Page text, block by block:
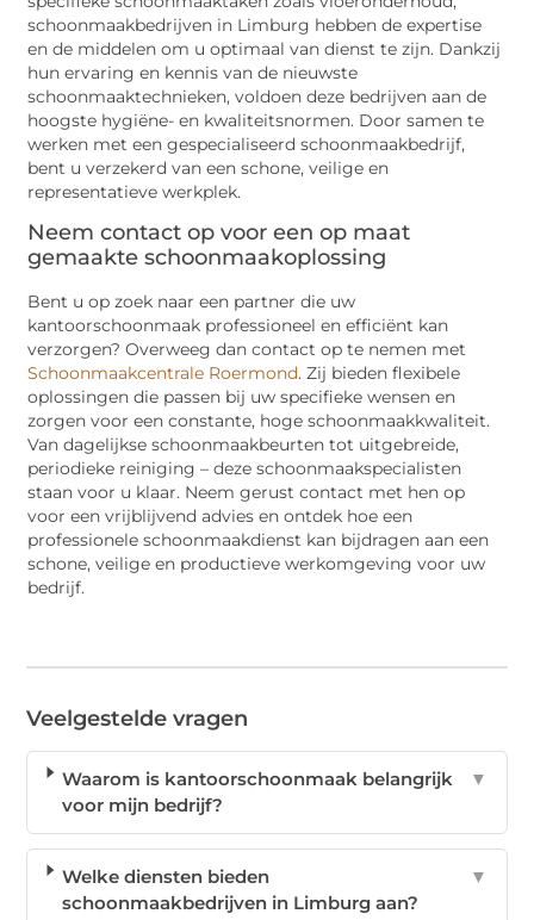
schoonmaakbedrijven in Limburg hebben de expertise
en de middelen om u optimaal van dienst te zijn. Dankzij
hun ervaring en kennis van de nieuwste
schoonmaaktechnieken, voldoen deze bedrijven aan de
hoogste hygiëne- en kwaliteitsnormen. Door samen te
werken met een gespecialiseerd schoonmaakbedrijf,
bent u verzekerd van een schone, veilige en
representatieve werkplek.
Neem contact op voor een op maat
gemaakte schoonmaakoplossing
Bent u op zoek naar een partner die uw
kantoorschoonmaak professioneel en efficiënt kan
verzorgen? Overweeg dan contact op te nemen met
Schoonmaakcentrale Roermond. Zij bieden flexibele
oplossingen die passen bij uw specifieke wensen en
zorgen voor een constante, hoge schoonmaakkwaliteit.
Van dagelijkse schoonmaakbeurten tot uitgebreide,
periodieke reiniging – deze schoonmaakspecialisten
staan voor u klaar. Neem gerust contact met hen op
voor een vrijblijvend advies en ontdek hoe een
professionele schoonmaakdienst kan bijdragen aan een
schone, veilige en productieve werkomgeving voor uw
bedrijf.
Veelgestelde vragen
Waarom is kantoorschoonmaak belangrijk
voor mijn bedrijf?
▼
Welke diensten bieden
schoonmaakbedrijven in Limburg aan?
▼